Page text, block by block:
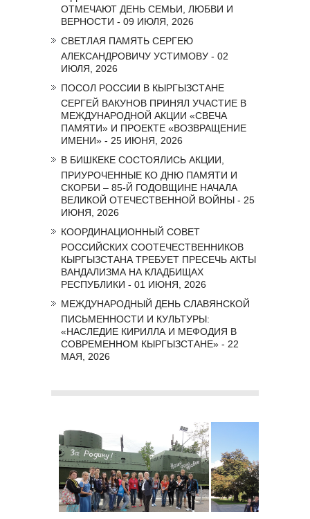
ОТМЕЧАЮТ ДЕНЬ СЕМЬИ, ЛЮБВИ И
ВЕРНОСТИ - 09 ИЮЛЯ, 2026
СВЕТЛАЯ ПАМЯТЬ СЕРГЕЮ
АЛЕКСАНДРОВИЧУ УСТИМОВУ - 02
ИЮЛЯ, 2026
ПОСОЛ РОССИИ В КЫРГЫЗСТАНЕ
СЕРГЕЙ ВАКУНОВ ПРИНЯЛ УЧАСТИЕ В
МЕЖДУНАРОДНОЙ АКЦИИ «СВЕЧА
ПАМЯТИ» И ПРОЕКТЕ «ВОЗВРАЩЕНИЕ
ИМЕНИ» - 25 ИЮНЯ, 2026
В БИШКЕКЕ СОСТОЯЛИСЬ АКЦИИ,
ПРИУРОЧЕННЫЕ КО ДНЮ ПАМЯТИ И
СКОРБИ – 85-Й ГОДОВЩИНЕ НАЧАЛА
ВЕЛИКОЙ ОТЕЧЕСТВЕННОЙ ВОЙНЫ - 25
ИЮНЯ, 2026
КООРДИНАЦИОННЫЙ СОВЕТ
РОССИЙСКИХ СООТЕЧЕСТВЕННИКОВ
КЫРГЫЗСТАНА ТРЕБУЕТ ПРЕСЕЧЬ АКТЫ
ВАНДАЛИЗМА НА КЛАДБИЩАХ
РЕСПУБЛИКИ - 01 ИЮНЯ, 2026
МЕЖДУНАРОДНЫЙ ДЕНЬ СЛАВЯНСКОЙ
ПИСЬМЕННОСТИ И КУЛЬТУРЫ:
«НАСЛЕДИЕ КИРИЛЛА И МЕФОДИЯ В
СОВРЕМЕННОМ КЫРГЫЗСТАНЕ» - 22
МАЯ, 2026